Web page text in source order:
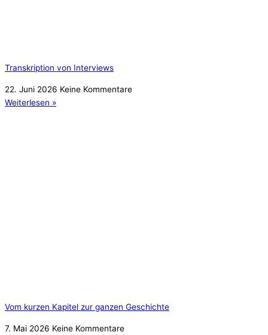
Transkription von Interviews
22. Juni 2026 Keine Kommentare
Weiterlesen »
Vom kurzen Kapitel zur ganzen Geschichte
7. Mai 2026 Keine Kommentare